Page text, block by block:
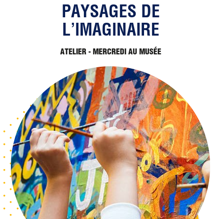
PAYSAGES DE
L’IMAGINAIRE
ATELIER - MERCREDI AU MUSÉE